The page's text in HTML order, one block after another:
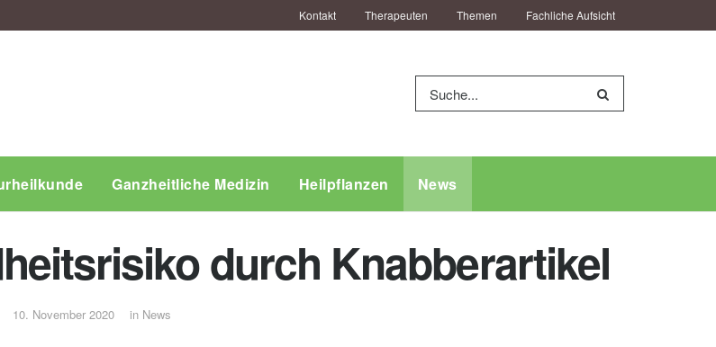
Kontakt Therapeuten Themen Fachliche Aufsicht
Ganzheitliche Medizin Heilpflanzen News
durch Knabberartikel
10. November 2020 in News